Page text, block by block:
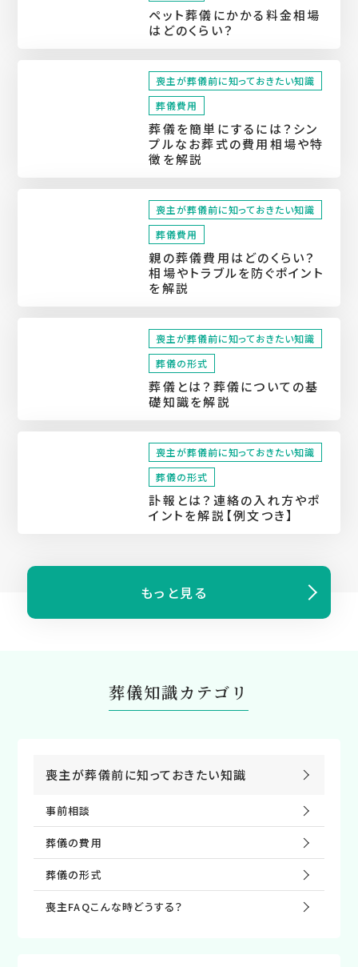
ペット葬儀にかかる料金相場
はどのくらい？
喪主が葬儀前に知っておきたい知識
葬儀費用
葬儀を簡単にするには？シン
プルなお葬式の費用相場や特
徴を解説
喪主が葬儀前に知っておきたい知識
葬儀費用
親の葬儀費用はどのくらい？
相場やトラブルを防ぐポイント
を解説
喪主が葬儀前に知っておきたい知識
葬儀の形式
葬儀とは？葬儀についての基
礎知識を解説
喪主が葬儀前に知っておきたい知識
葬儀の形式
訃報とは？連絡の入れ方やポ
イントを解説【例文つき】
もっと⾒る
葬儀知識カテゴリ
喪主が葬儀前に知っておきたい知識
事前相談
葬儀の費⽤
葬儀の形式
喪主FAQこんな時どうする？